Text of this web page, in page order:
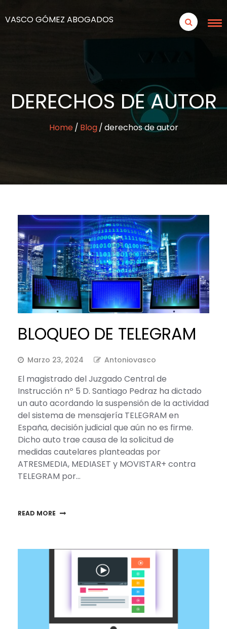
VASCO GÓMEZ ABOGADOS
DERECHOS DE AUTOR
Home Blog derechos de autor
BLOQUEO DE TELEGRAM
Marzo 23, 2024 Antoniovasco
El magistrado del Juzgado Central de
Instrucción nº 5 D. Santiago Pedraz ha dictado
un auto acordando la suspensión de la actividad
del sistema de mensajería TELEGRAM en
España, decisión judicial que aún no es firme.
Dicho auto trae causa de la solicitud de
medidas cautelares planteadas por
ATRESMEDIA, MEDIASET y MOVISTAR+ contra
TELEGRAM por…
READ MORE